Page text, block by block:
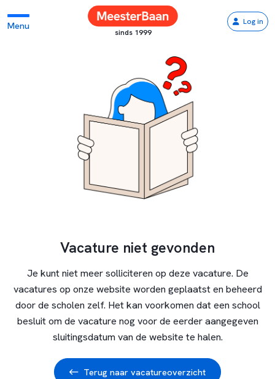
Menu
sinds 1999
Log in
Vacature niet gevonden
Je kunt niet meer solliciteren op deze vacature. De
vacatures op onze website worden geplaatst en beheerd
door de scholen zelf. Het kan voorkomen dat een school
besluit om de vacature nog voor de eerder aangegeven
sluitingsdatum van de website te halen.
Terug naar vacatureoverzicht